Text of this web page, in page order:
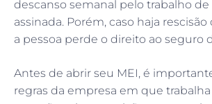
descanso semanal pelo trabalho de
assinada. Porém, caso haja rescisão
a pessoa perde o direito ao seguro
Antes de abrir seu MEI, é
regras da empresa em que